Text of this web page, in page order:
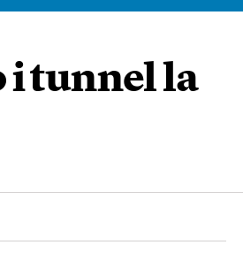
i tunnel la